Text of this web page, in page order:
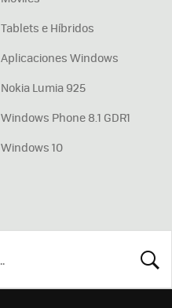
Tablets e Híbridos
Aplicaciones Windows
Nokia Lumia 925
Windows Phone 8.1 GDR1
Windows 10